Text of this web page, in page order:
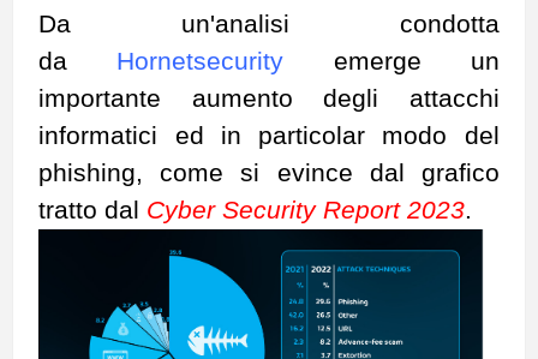
Da un'analisi condotta
da Hornetsecurity emerge un
importante aumento degli attacchi
informatici ed in particolar modo del
phishing, come si evince dal grafico
tratto dal Cyber Security Report 2023.